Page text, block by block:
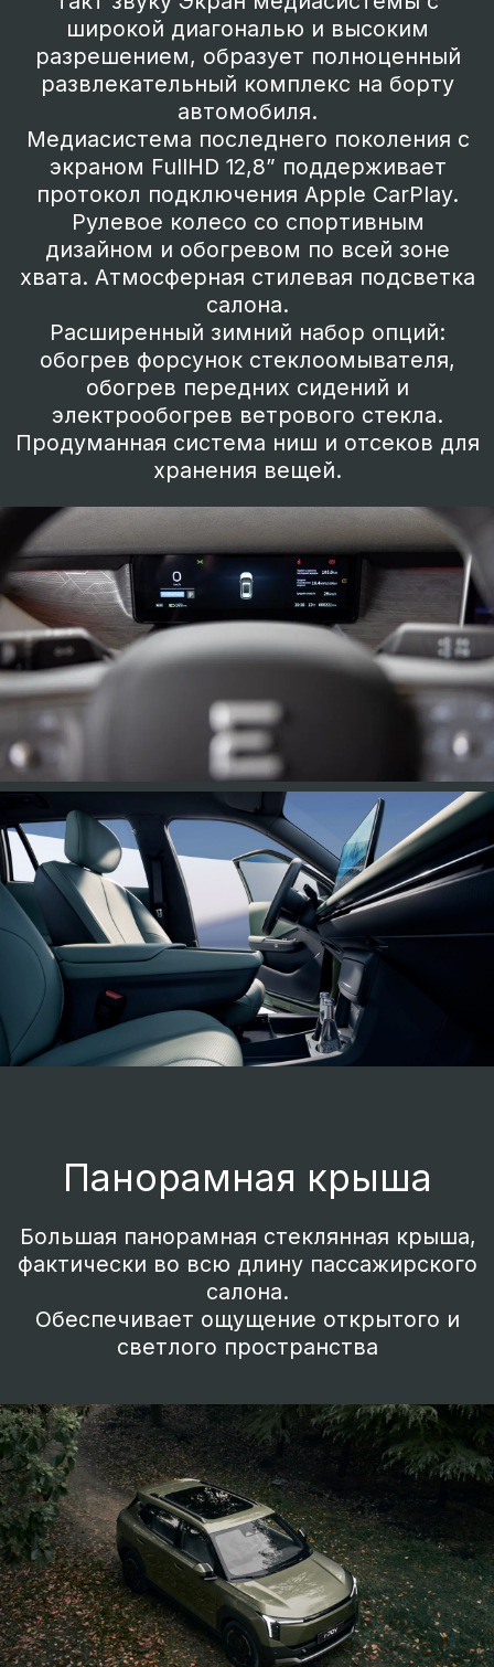
Одна из самых длинных колесных баз в
классе, создает исключительный
простор для всех находящихся в салоне.
Множество мест для хранения:
дополнительная ниша под капотом,
двухуровневый пол багажного отсека
сзади, а также множество скрытых
секций для хранения. Объем багажника
более 500 литров.
Все сидения кроссовера могут
складываться в ровный пол – образуя
просторное спальное место.
Двухсекционная крышка багажного
отсека может служить удобным местом
для отдыха. Декоративные багажные
рейлинги на крыше.
Электромобиль нового
поколения
18-дюймовые колесные диски с
аэродинамическими съемными
накладками. Снижают коэффициент
аэродинамического сопротивления.
Полностью светодиодные раздельные
задние фонари. Создают узнаваемый и
уникальный образ.
Создавая повсеместный
комфорт
Система V2L способна отдавать
электричество бортовой батареи
автомобиля мощностью до 3,3 кВт, для
того чтобы запитать бытовые
электроприборы, например, проектор
или портативную электрическую плиту.
Отдых с привычным комфортом теперь
доступен везде, вместе с EVOLUTE i-JOY.